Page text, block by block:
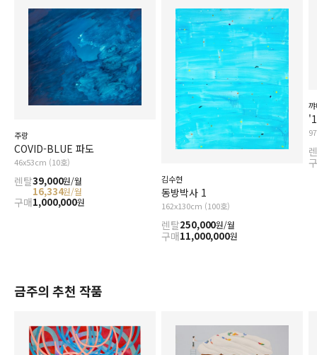
주랑
COVID-BLUE 파도
46x53cm (10호)
렌탈39,000원/월
16,334원/월
구매1,000,000원
김수현
동방박사 1
162x130cm (100호)
렌탈250,000원/월
구매11,000,000원
금주의 추천 작품